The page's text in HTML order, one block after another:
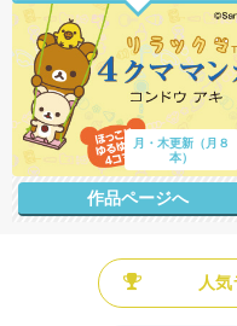
月・木更新（月８
本）
作品ページへ
人